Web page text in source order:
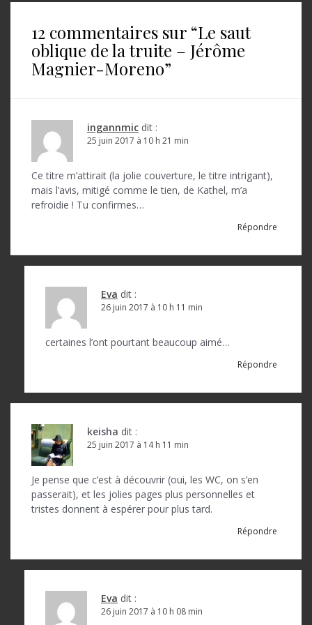
e
12 commentaires sur “Le saut
oblique de la truite – Jérôme
Magnier-Moreno”
ingannmic dit :
25 juin 2017 à 10 h 21 min
Ce titre m’attirait (la jolie couverture, le titre intrigant),
mais l’avis, mitigé comme le tien, de Kathel, m’a
refroidie ! Tu confirmes…
Répondre
Eva dit :
26 juin 2017 à 10 h 11 min
certaines l’ont pourtant beaucoup aimé…
Répondre
keisha dit :
25 juin 2017 à 14 h 11 min
Je pense que c’est à découvrir (oui, les WC, on s’en
passerait), et les jolies pages plus personnelles et
tristes donnent à espérer pour plus tard.
Répondre
Eva dit :
26 juin 2017 à 10 h 08 min